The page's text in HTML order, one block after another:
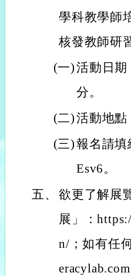
學科教學師
核發教師研
(一)活動日期
分。
(二)活動地
(三)報名請
Esv6。
五、 欲更了解展
展」：
n/；如有任